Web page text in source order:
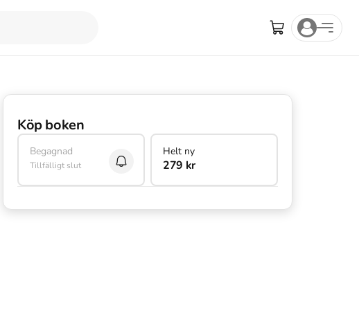
Köp boken
Begagnad
Tillfälligt slut
Helt ny
279 kr